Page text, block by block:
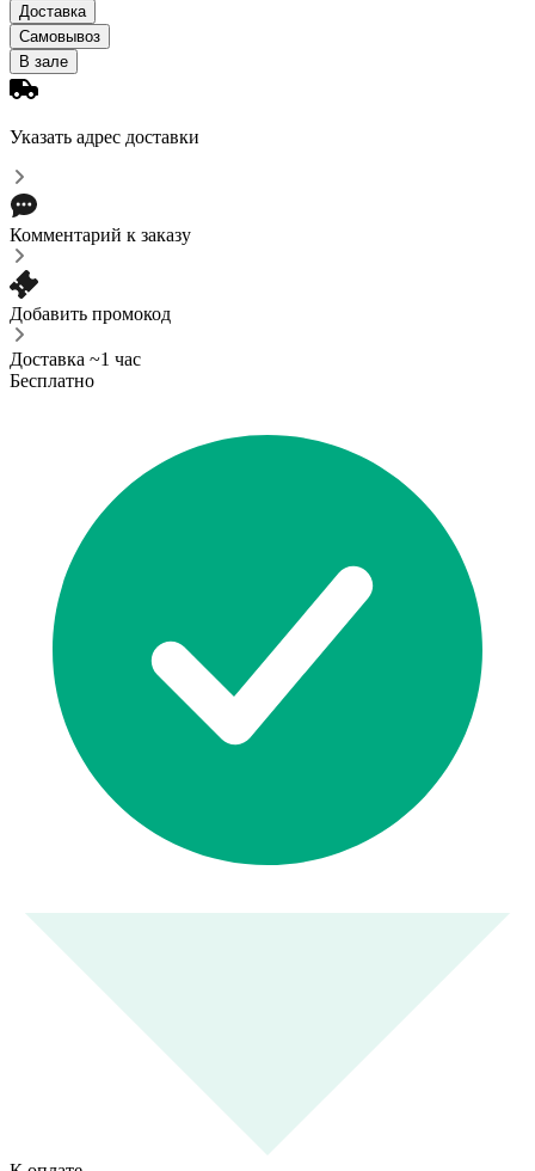
Доставка
Самовывоз
В зале
Указать адрес доставки
Комментарий к заказу
Добавить промокод
Доставка ~1 час
Бесплатно